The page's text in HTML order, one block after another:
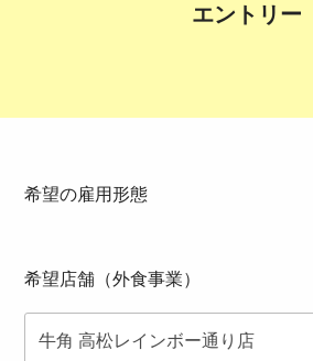
エントリー
希望の雇用形態
希望店舗（外食事業）